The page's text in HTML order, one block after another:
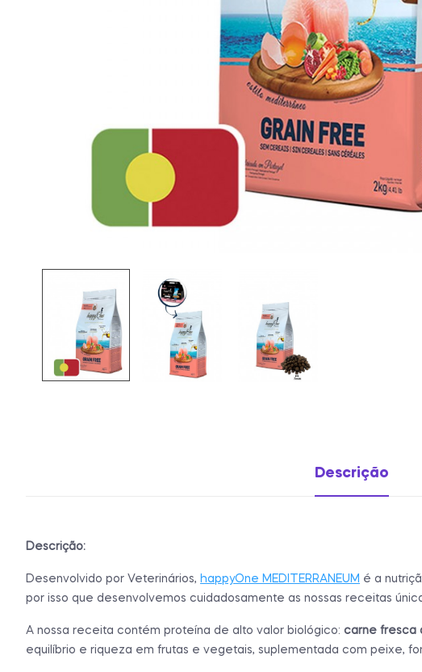
Descrição
Descrição:
Desenvolvido por Veterinários, happyOne MEDITERRANEUM é a
por isso que desenvolvemos cuidadosamente as nossas receitas
A nossa receita contém proteína de alto valor biológico: carne fresca
equilíbrio e riqueza em frutas e vegetais, suplementada com peixe,